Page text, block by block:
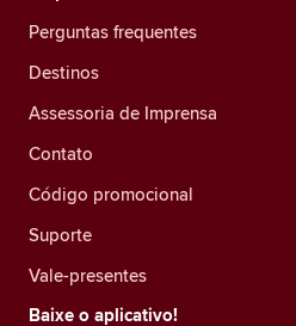
Perguntas frequentes
Destinos
Assessoria de Imprensa
Contato
Código promocional
Suporte
Vale-presentes
Baixe o aplicativo!